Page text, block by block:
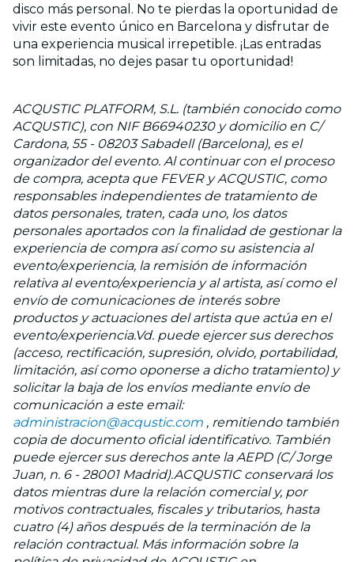
disco más personal. No te pierdas la oportunidad de
vivir este evento único en Barcelona y disfrutar de
una experiencia musical irrepetible. ¡Las entradas
son limitadas, no dejes pasar tu oportunidad!
ACQUSTIC PLATFORM, S.L. (también conocido como
ACQUSTIC), con NIF B66940230 y domicilio en C/
Cardona, 55 - 08203 Sabadell (Barcelona), es el
organizador del evento. Al continuar con el proceso
de compra, acepta que FEVER y ACQUSTIC, como
responsables independientes de tratamiento de
datos personales, traten, cada uno, los datos
personales aportados con la finalidad de gestionar la
experiencia de compra así como su asistencia al
evento/experiencia, la remisión de información
relativa al evento/experiencia y al artista, así como el
envío de comunicaciones de interés sobre
productos y actuaciones del artista que actúa en el
evento/experiencia.Vd. puede ejercer sus derechos
(acceso, rectificación, supresión, olvido, portabilidad,
limitación, así como oponerse a dicho tratamiento) y
solicitar la baja de los envíos mediante envío de
comunicación a este email:
administracion@acqustic.com , remitiendo también
copia de documento oficial identificativo. También
puede ejercer sus derechos ante la AEPD (C/ Jorge
Juan, n. 6 - 28001 Madrid).ACQUSTIC conservará los
datos mientras dure la relación comercial y, por
motivos contractuales, fiscales y tributarios, hasta
cuatro (4) años después de la terminación de la
relación contractual. Más información sobre la